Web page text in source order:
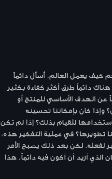
كيف يعمل العالم. أسأل دائماً
دائماً طرق أكثر كفاءة بكثير
عن الهدف الأساسي للمنتج أو
كان بإمكاننا تحسينه
للقيام بذلك؟ إذا لم تكن
تطويرها؟ في عملية التفكير هذه،
لفعله. لكن بعد ذلك يصبح الأمر
الذي أريد أن أكون فيه دائماً. هذا